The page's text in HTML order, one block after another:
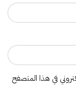
في هذا المتصفح